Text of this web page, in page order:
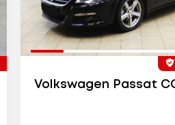
Volkswagen Passat